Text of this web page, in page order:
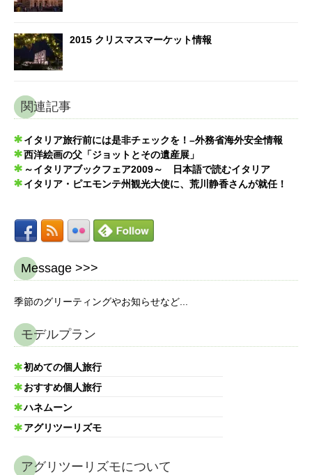
2015 クリスマスマーケット情報
関連記事
イタリア旅行前には是非チェックを！–外務省海外安全情報
西洋絵画の父「ジョットとその遺産展」
～イタリアブックフェア2009～ 日本語で読むイタリア
イタリア・ピエモンテ州観光大使に、荒川静香さんが就任！
Message >>>
季節のグリーティングやお知らせなど...
モデルプラン
初めての個人旅行
おすすめ個人旅行
ハネムーン
アグリツーリズモ
アグリツーリズモについて